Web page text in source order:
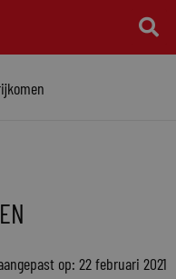
op: 22 februari 2021